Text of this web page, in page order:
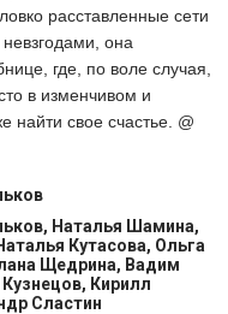
расставленные сети
она
где, по воле случая,
в изменчивом и
найти свое счастье. @
Наталья Шамина,
Кутасова, Ольга
Щедрина, Вадим
Кирилл
Сластин